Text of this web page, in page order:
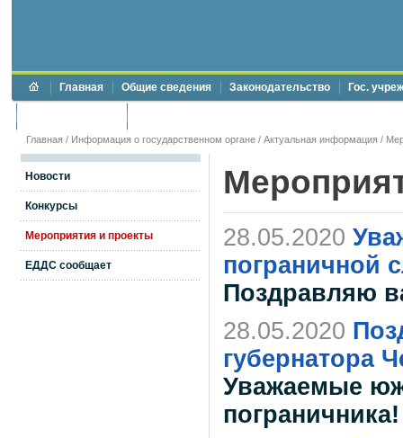
Главная Общие сведения Законодательство Гос.
Главная / Информация о государственном органе / Актуальная информация /
Новости
Конкурсы
Мероприятия и проекты
ЕДДС сообщает
28.05.2020
пограничной
Поздравляю
28.05.2020
губернатора
Уважаемые
пограничника!